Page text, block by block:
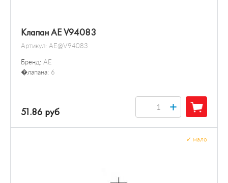
Клапан AE V94083
Артикул: AE@V94083
Бренд: AE
�лапана: 6
51.86 руб +
мало